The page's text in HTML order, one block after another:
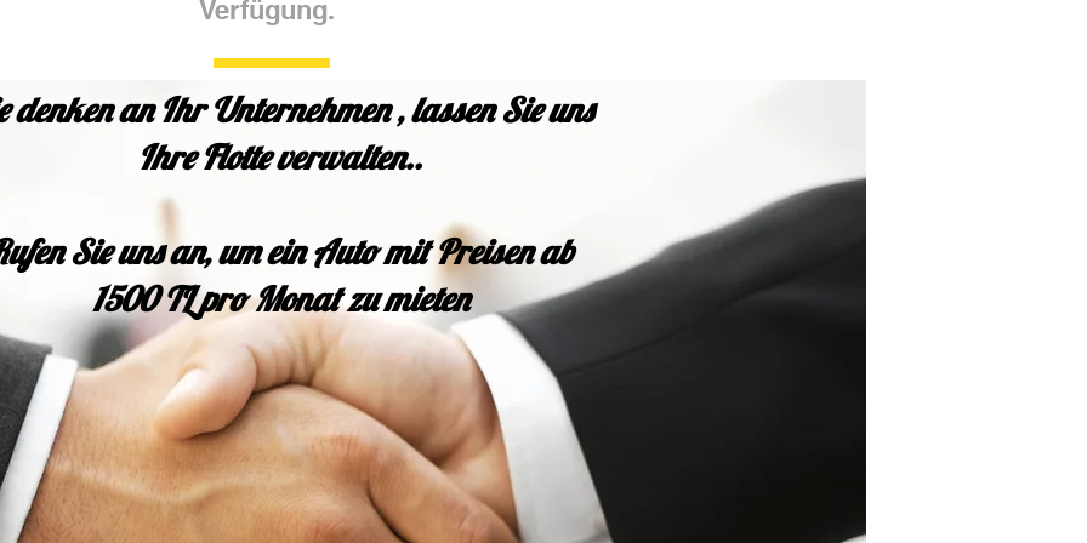
Verfügung.
denken an Ihr Unternehmen , lassen Sie uns
Ihre Flotte verwalten..
Sie uns an, um ein Auto mit Preisen ab
1500 TL pro Monat zu mieten